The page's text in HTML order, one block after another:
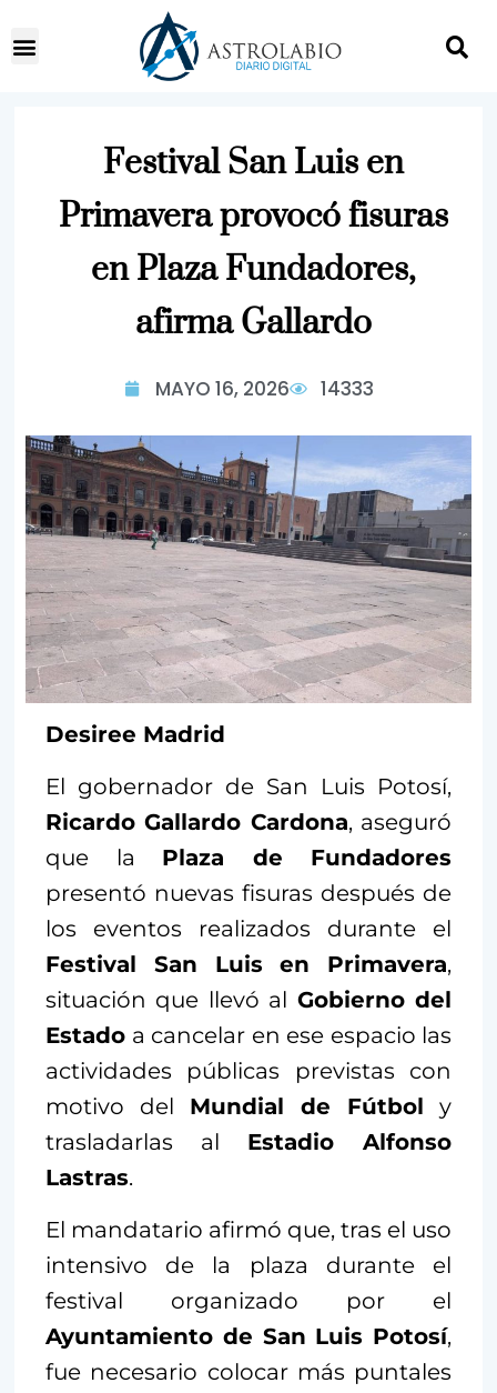
Festival San Luis en
Primavera provocó fisuras
en Plaza Fundadores,
afirma Gallardo
MAYO 16, 2026 14333
Desiree Madrid
El gobernador de San Luis Potosí,
Ricardo Gallardo Cardona, aseguró
que la Plaza de Fundadores
presentó nuevas fisuras después de
los eventos realizados durante el
Festival San Luis en Primavera,
situación que llevó al Gobierno del
Estado a cancelar en ese espacio las
actividades públicas previstas con
motivo del Mundial de Fútbol y
trasladarlas al Estadio Alfonso
Lastras.
El mandatario afirmó que, tras el uso
intensivo de la plaza durante el
festival organizado por el
Ayuntamiento de San Luis Potosí,
fue necesario colocar más puntales